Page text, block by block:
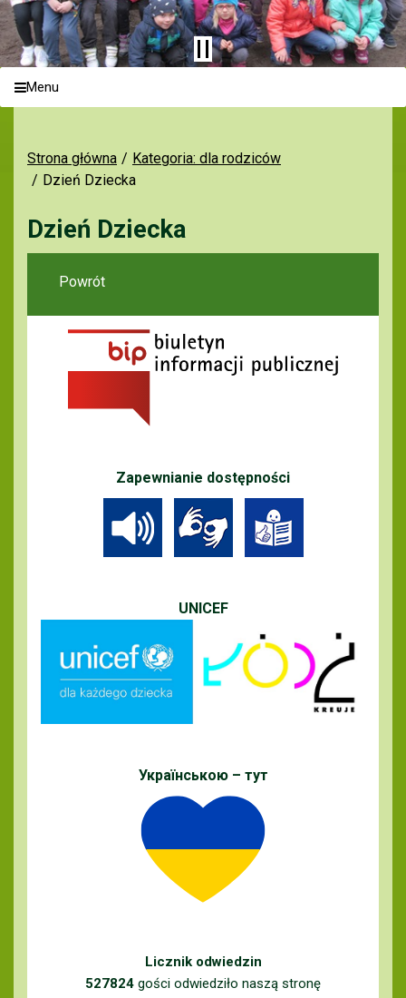
Menu
Strona główna
Kategoria: dla rodziców
Dzień Dziecka
Dzień Dziecka
Powrót
Zapewnianie dostępności
UNICEF
Українською – тут
Licznik odwiedzin
527824 gości odwiedziło naszą stronę